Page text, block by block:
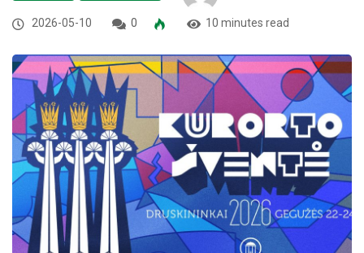
2026-05-10 0 10 minutes read